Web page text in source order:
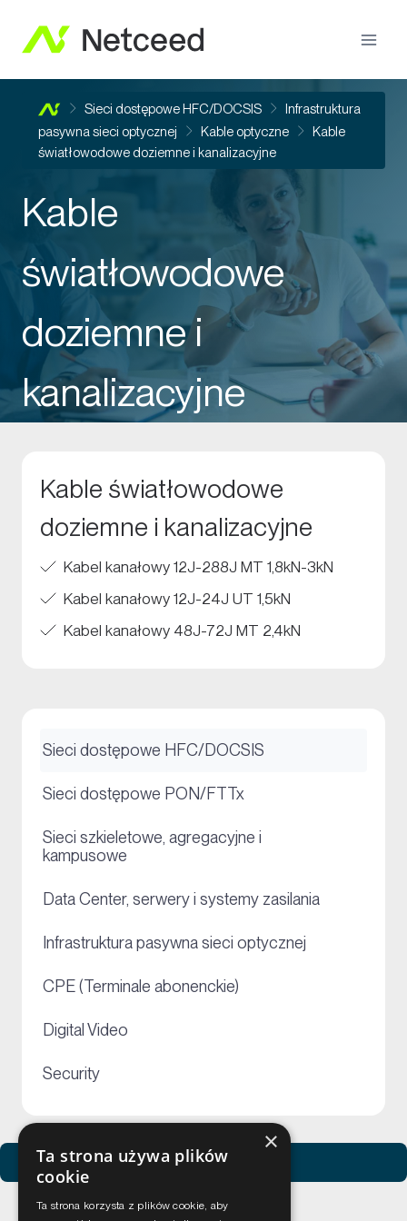
Sieci dostępowe HFC/DOCSIS
Infrastruktura
pasywna sieci optycznej
Kable optyczne
Kable
światłowodowe doziemne i kanalizacyjne
Kable
światłowodowe
doziemne i
kanalizacyjne
Kable światłowodowe
doziemne i kanalizacyjne
Kabel kanałowy 12J-288J MT 1,8kN-3kN
Kabel kanałowy 12J-24J UT 1,5kN
Kabel kanałowy 48J-72J MT 2,4kN
Sieci dostępowe HFC/DOCSIS
Sieci dostępowe PON/FTTx
Sieci szkieletowe, agregacyjne i
kampusowe
Data Center, serwery i systemy zasilania
Infrastruktura pasywna sieci optycznej
CPE (Terminale abonenckie)
Digital Video
Security
Zobacz usługi Netceed
×
Ta strona używa plików
cookie
Ta strona korzysta z plików cookie, aby